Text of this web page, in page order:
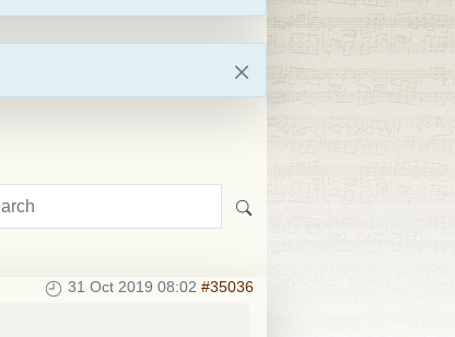
31 Oct 2019 08:02 #35036